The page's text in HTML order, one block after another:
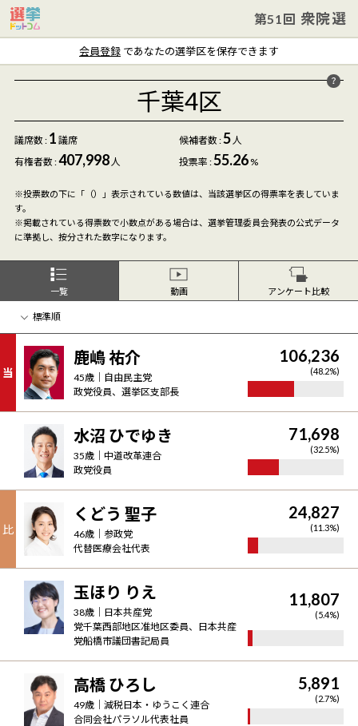
第51回 衆院選
会員登録 であなたの選挙区を保存できます
千葉4区
議席数 : 1 議席 候補者数:5人
有権者数 :407,998人 投票率 :55.26 %
※投票数の下に「（）」表示されている数値は、当該選挙区の得票率を表していま
す。
※掲載されている得票数で小数点がある場合は、選挙管理委員会発表の公式データ
に準拠し、按分された数字になります。
一覧 動画 アンケート比較
当
鹿嶋 祐介
45歳｜ 自由民主党
政党役員、選挙区支部長
106,236
(48.2%)
水沼 ひでゆき
35歳｜ 中道改革連合
政党役員
71,698
(32.5%)
比
くどう 聖子
46歳｜ 参政党
代替医療会社代表
24,827
(11.3%)
玉ほり りえ
38歳｜ 日本共産党
党千葉西部地区准地区委員、日本共産
党船橋市議団書記局員
11,807
(5.4%)
高橋 ひろし
49歳｜ 減税日本・ゆうこく連合
合同会社パラソル代表社員
5,891
(2.7%)